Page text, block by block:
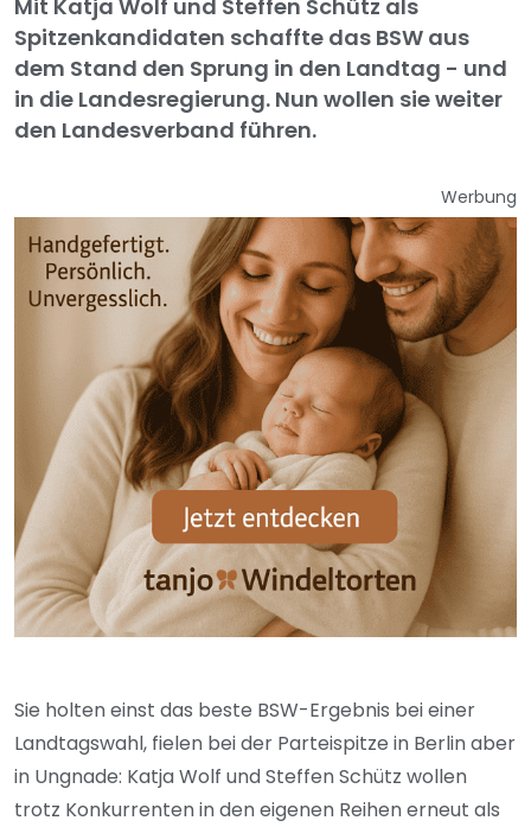
Mit Katja Wolf und Steffen Schütz als
Spitzenkandidaten schaffte das BSW aus
dem Stand den Sprung in den Landtag - und
in die Landesregierung. Nun wollen sie weiter
den Landesverband führen.
Werbung
Sie holten einst das beste BSW-Ergebnis bei einer
Landtagswahl, fielen bei der Parteispitze in Berlin aber
in Ungnade: Katja Wolf und Steffen Schütz wollen
trotz Konkurrenten in den eigenen Reihen erneut als